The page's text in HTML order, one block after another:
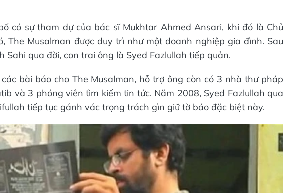
có sự tham dự của bác sĩ Mukhtar Ahmed Ansari, khi đó là Chủ
The Musalman được duy trì như một doanh nghiệp gia đình. Sau
Sahi qua đời, con trai ông là Syed Fazlullah tiếp quản.
bài báo cho The Musalman, hỗ trợ ông còn có 3 nhà thư pháp
và 3 phóng viên tìm kiếm tin tức. Năm 2008, Syed Fazlullah qua
tiếp tục gánh vác trọng trách gìn giữ tờ báo đặc biệt này.